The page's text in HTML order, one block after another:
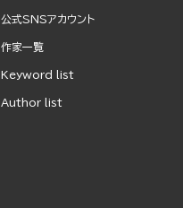
公式SNSアカウント
作家一覧
Keyword list
Author list